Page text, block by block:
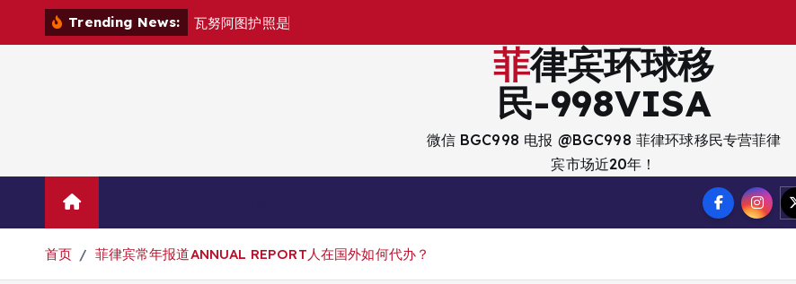
Trending News: 瓦努阿图护照是
菲律宾环球移
民-998VISA
微信 BGC998 电报 @BGC998 菲律环球移民专营菲律
宾市场近20年！
首页 菲律宾常年报道ANNUAL REPORT人在国外如何代办？